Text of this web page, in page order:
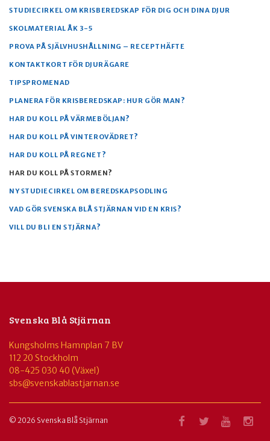
STUDIECIRKEL OM KRISBEREDSKAP FÖR DIG OCH DINA DJUR
SKOLMATERIAL ÅK 3-5
PROVA PÅ SJÄLVHUSHÅLLNING – RECEPTHÄFTE
KONTAKTKORT FÖR DJURÄGARE
TIPSPROMENAD
PLANERA FÖR KRISBEREDSKAP: HUR GÖR MAN?
HAR DU KOLL PÅ VÄRMEBÖLJAN?
HAR DU KOLL PÅ VINTEROVÄDRET?
HAR DU KOLL PÅ REGNET?
HAR DU KOLL PÅ STORMEN?
NY STUDIECIRKEL OM BEREDSKAPSODLING
VAD GÖR SVENSKA BLÅ STJÄRNAN VID EN KRIS?
VILL DU BLI EN STJÄRNA?
Svenska Blå Stjärnan
Kungsholms Hamnplan 7 BV
112 20 Stockholm
08-425 030 40 (Växel)
sbs@svenskablastjarnan.se
© 2026 Svenska Blå Stjärnan